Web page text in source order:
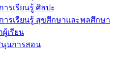
ารเรียนรู้ ศิลปะ
ารเรียนรู้ สุขศึกษาและพลศึกษา
เรียน
นการสอน